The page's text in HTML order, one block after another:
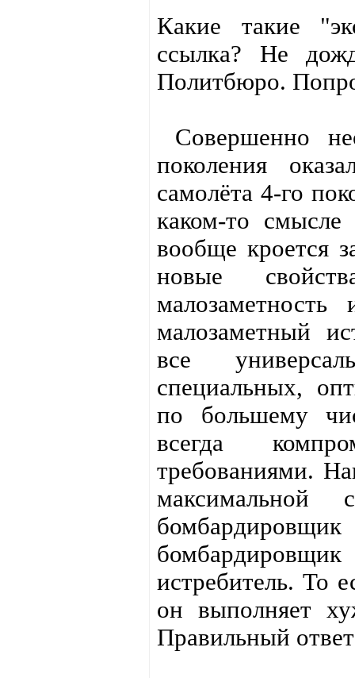
Какие такие
ссылка? Не
Политбюро.
Совершенно
поколения
самолёта 4-го
каком-то
вообще кроется
новые
малозаметный
все
специальных,
по большему
всегда
требованиями.
максимальной
истребитель. То
он выполняет
Правильный